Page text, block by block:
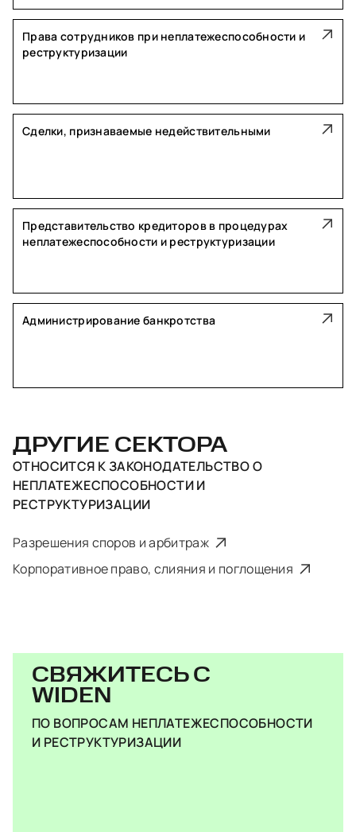
Права сотрудников при неплатежеспособности и
реструктуризации
Сделки, признаваемые недействительными
Представительство кредиторов в процедурах
неплатежеспособности и реструктуризации
Администрирование банкротства
ДРУГИЕ СЕКТОРА
ОТНОСИТСЯ КЗАКОНОДАТЕЛЬСТВО О
НЕПЛАТЕЖЕСПОСОБНОСТИ И
РЕСТРУКТУРИЗАЦИИ
Разрешения споров и арбитраж
Корпоративное право, слияния и поглощения
СВЯЖИТЕСЬ С
WIDEN
ПО ВОПРОСАМ НЕПЛАТЕЖЕСПОСОБНОСТИ
И РЕСТРУКТУРИЗАЦИИ